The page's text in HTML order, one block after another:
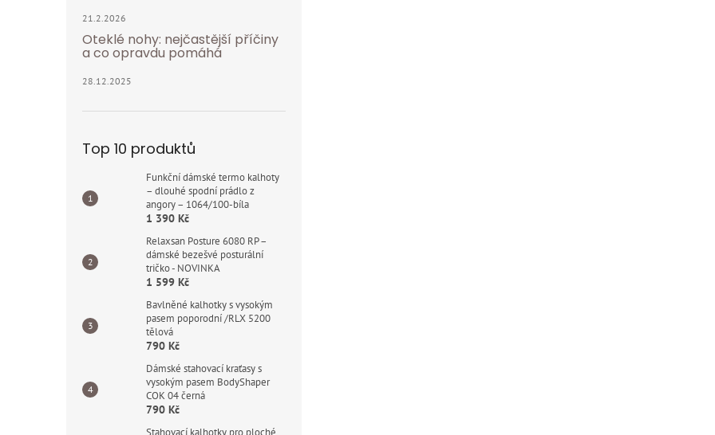
21.2.2026
Oteklé nohy: nejčastější příčiny
a co opravdu pomáhá
28.12.2025
Top 10 produktů
Funkční dámské termo kalhoty
– dlouhé spodní prádlo z
angory – 1064/100-bíla
1 390 Kč
Relaxsan Posture 6080 RP –
dámské bezešvé posturální
tričko - NOVINKA
1 599 Kč
Bavlněné kalhotky s vysokým
pasem poporodní /RLX 5200
tělová
790 Kč
Dámské stahovací kraťasy s
vysokým pasem BodyShaper
COK 04 černá
790 Kč
Stahovací kalhotky pro ploché